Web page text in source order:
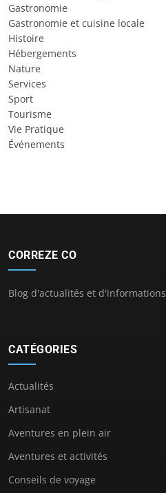
Gastronomie
Gastronomie et cuisine locale
Histoire
Hébergements
Nature
Services
Sport
Tourisme
Vie Pratique
Événements
CORREZE CO
Blog d'actualités et d'informations
CATÉGORIES
Actualités
Artisanat
Aventures en plein air
Aventures et activités
Conseils de voyage